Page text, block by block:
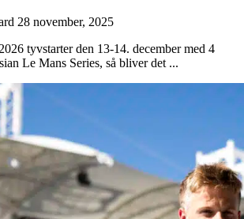
28 november, 2025
tyvstarter den 13-14. december med 4
Le Mans Series, så bliver det ...